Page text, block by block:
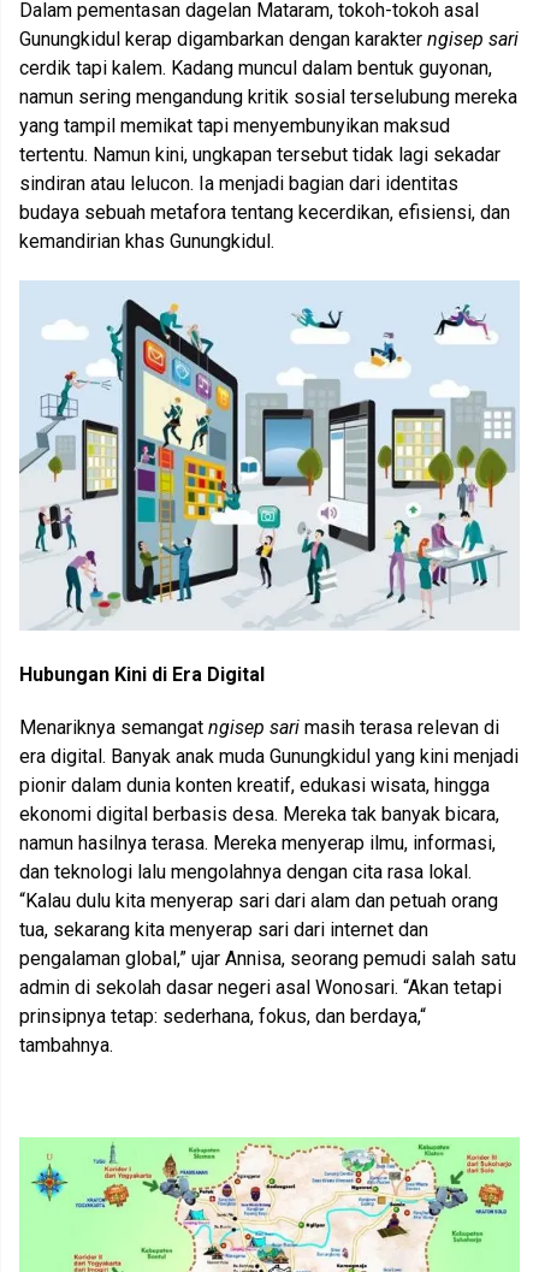
Dalam pementasan dagelan Mataram, tokoh-tokoh asal
Gunungkidul kerap digambarkan dengan karakter ngisep sari
cerdik tapi kalem. Kadang muncul dalam bentuk guyonan,
namun sering mengandung kritik sosial terselubung mereka
yang tampil memikat tapi menyembunyikan maksud
tertentu. Namun kini, ungkapan tersebut tidak lagi sekadar
sindiran atau lelucon. Ia menjadi bagian dari identitas
budaya sebuah metafora tentang kecerdikan, efisiensi, dan
kemandirian khas Gunungkidul.
Hubungan Kini di Era Digital
Menariknya semangat ngisep sari masih terasa relevan di
era digital. Banyak anak muda Gunungkidul yang kini menjadi
pionir dalam dunia konten kreatif, edukasi wisata, hingga
ekonomi digital berbasis desa. Mereka tak banyak bicara,
namun hasilnya terasa. Mereka menyerap ilmu, informasi,
dan teknologi lalu mengolahnya dengan cita rasa lokal.
“Kalau dulu kita menyerap sari dari alam dan petuah orang
tua, sekarang kita menyerap sari dari internet dan
pengalaman global,” ujar Annisa, seorang pemudi salah satu
admin di sekolah dasar negeri asal Wonosari. “Akan tetapi
prinsipnya tetap: sederhana, fokus, dan berdaya,“
tambahnya.